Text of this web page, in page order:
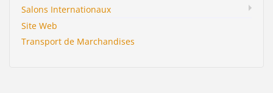
Salons Internationaux
Site Web
Transport de Marchandises